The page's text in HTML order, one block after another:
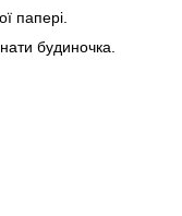
папері.
будиночка.